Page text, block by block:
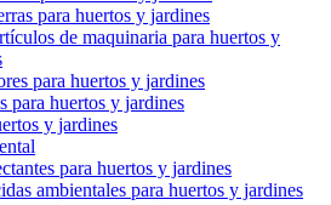
para huertos y jardines
de maquinaria para huertos y
para huertos y jardines
para huertos y jardines
y jardines
para huertos y jardines
ambientales para huertos y jardines